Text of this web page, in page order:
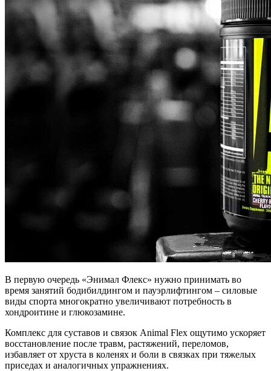
В первую очередь «Энимал Флекс» нужно принимать во
время занятий бодибилдингом и пауэрлифтингом – силовые
виды спорта многократно увеличивают потребность в
хондроитине и глюкозамине.
Комплекс для суставов и связок Animal Flex ощутимо ускоряет
восстановление после травм, растяжений, переломов,
избавляет от хруста в коленях и боли в связках при тяжелых
приседах и аналогичных упражнениях.